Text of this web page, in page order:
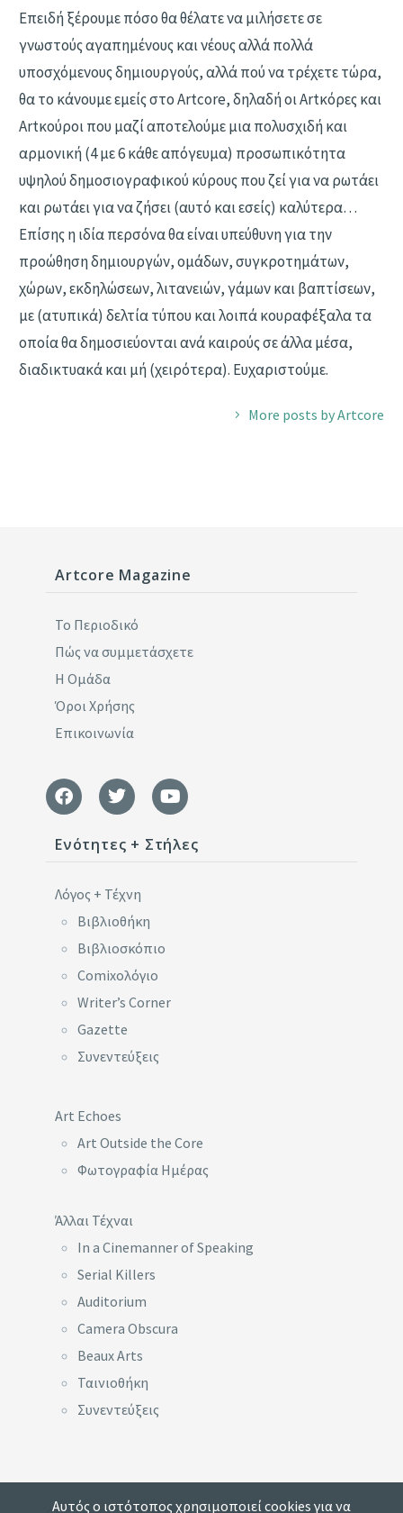
Επειδή ξέρουμε πόσο θα θέλατε να μιλήσετε σε
γνωστούς αγαπημένους και νέους αλλά πολλά
υποσχόμενους δημιουργούς, αλλά πού να τρέχετε τώρα,
θα το κάνουμε εμείς στο Artcore, δηλαδή οι Αrtκόρες και
Artκούροι που μαζί αποτελούμε μια πολυσχιδή και
αρμονική (4 με 6 κάθε απόγευμα) προσωπικότητα
υψηλού δημοσιογραφικού κύρους που ζεί για να ρωτάει
και ρωτάει για να ζήσει (αυτό και εσείς) καλύτερα…
Επίσης η ιδία περσόνα θα είναι υπεύθυνη για την
προώθηση δημιουργών, ομάδων, συγκροτημάτων,
χώρων, εκδηλώσεων, λιτανειών, γάμων και βαπτίσεων,
με (ατυπικά) δελτία τύπου και λοιπά κουραφέξαλα τα
οποία θα δημοσιεύονται ανά καιρούς σε άλλα μέσα,
διαδικτυακά και μή (χειρότερα). Ευχαριστούμε.
More posts by Artcore
Artcore Magazine
Το Περιοδικό
Πώς να συμμετάσχετε
Η Ομάδα
Όροι Χρήσης
Επικοινωνία
Ενότητες + Στήλες
Λόγος + Τέχνη
Βιβλιοθήκη
Βιβλιοσκόπιο
Comixoλόγιο
Writer’s Corner
Gazette
Συνεντεύξεις
Art Echoes
Art Outside the Core
Φωτογραφία Ημέρας
Άλλαι Τέχναι
In a Cinemanner of Speaking
Serial Killers
Auditorium
Camera Obscura
Beaux Arts
Ταινιοθήκη
Συνεντεύξεις
Αυτός ο ιστότοπος χρησιμοποιεί cookies για να